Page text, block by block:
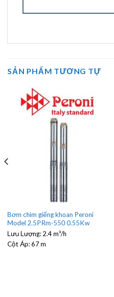
SẢN PHẨM TƯƠNG TỰ
Bơm chìm giếng khoan Peroni
Model 2.5PRm-550 0.55Kw
Lưu Lượng: 2.4 m³/h
Cột Áp:67 m